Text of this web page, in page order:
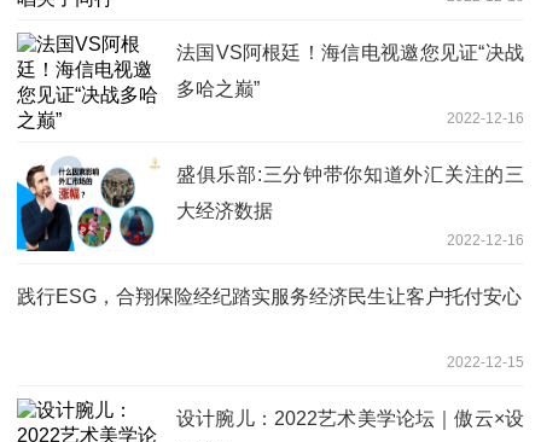
法国VS阿根廷！海信电视邀您见证“决战
多哈之巅”
2022-12-16
盛俱乐部:三分钟带你知道外汇关注的三
大经济数据
2022-12-16
践行ESG，合翔保险经纪踏实服务经济民生让客户托付安心
2022-12-15
设计腕儿：2022艺术美学论坛｜傲云×设